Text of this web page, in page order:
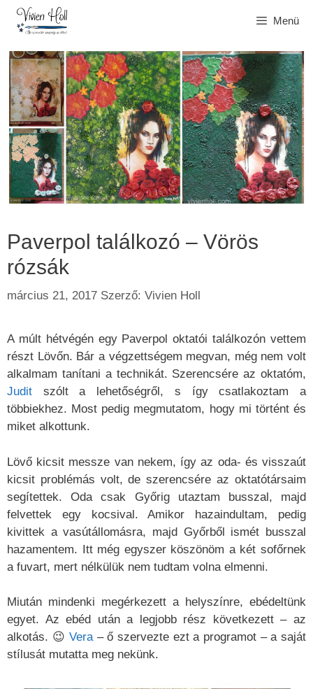
Kilépés
Menü
Paverpol találkozó – Vörös
rózsák
március 21, 2017 Szerző: Vivien Holl
A múlt hétvégén egy Paverpol oktatói találkozón vettem
részt Lövőn. Bár a végzettségem megvan, még nem volt
alkalmam tanítani a technikát. Szerencsére az oktatóm,
Judit szólt a lehetőségről, s így csatlakoztam a
többiekhez. Most pedig megmutatom, hogy mi történt és
miket alkottunk.
Lövő kicsit messze van nekem, így az oda- és visszaút
kicsit problémás volt, de szerencsére az oktatótársaim
segítettek. Oda csak Győrig utaztam busszal, majd
felvettek egy kocsival. Amikor hazaindultam, pedig
kivittek a vasútállomásra, majd Győrből ismét busszal
hazamentem. Itt még egyszer köszönöm a két sofőrnek
a fuvart, mert nélkülük nem tudtam volna elmenni.
Miután mindenki megérkezett a helyszínre, ebédeltünk
egyet. Az ebéd után a legjobb rész következett – az
alkotás. 😉 Vera– ő szervezte ezt a programot – a saját
stílusát mutatta meg nekünk.